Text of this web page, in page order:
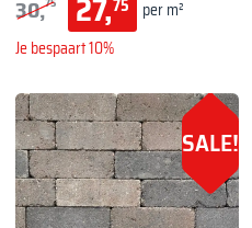
30, 75
per m²
Je bespaart 10%
SALE!